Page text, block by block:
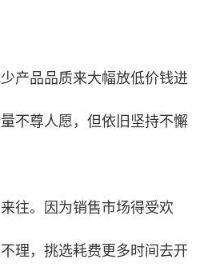
产品品质来大幅放低价钱进
不尊人愿，但依旧坚持不懈
往。因为销售市场得受欢
理，挑选耗费更多时间去开